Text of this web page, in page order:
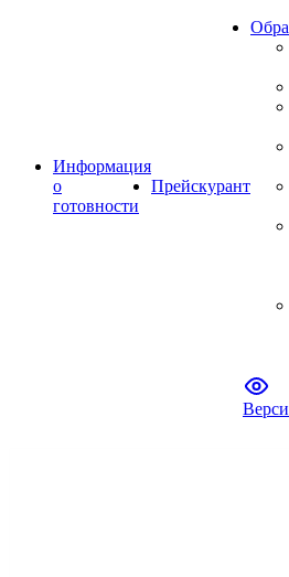
Информация
о
готовности
Прейскурант